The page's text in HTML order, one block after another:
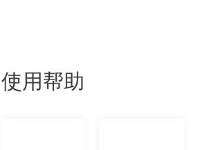
使用帮助